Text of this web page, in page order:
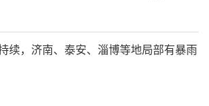
续，济南、泰安、淄博等地局部有暴雨